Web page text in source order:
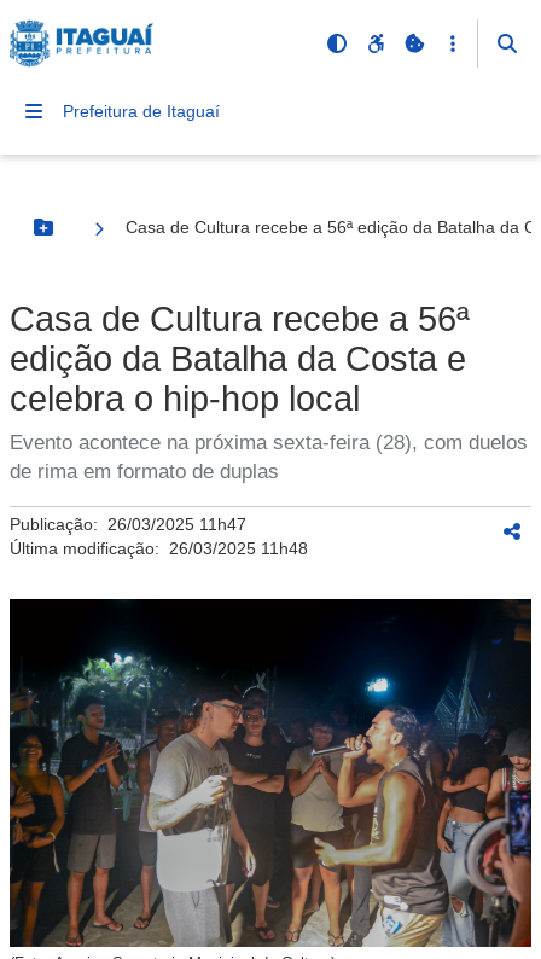
Prefeitura de Itaguaí
Botão Menu
Casa de Cultura recebe a 56ª edição da Batalha da
Casa de Cultura recebe a 56ª
edição da Batalha da Costa e
celebra o hip-hop local
Evento acontece na próxima sexta-feira (28), com duelos
de rima em formato de duplas
Publicação: 26/03/2025 11h47
Última modificação: 26/03/2025 11h48